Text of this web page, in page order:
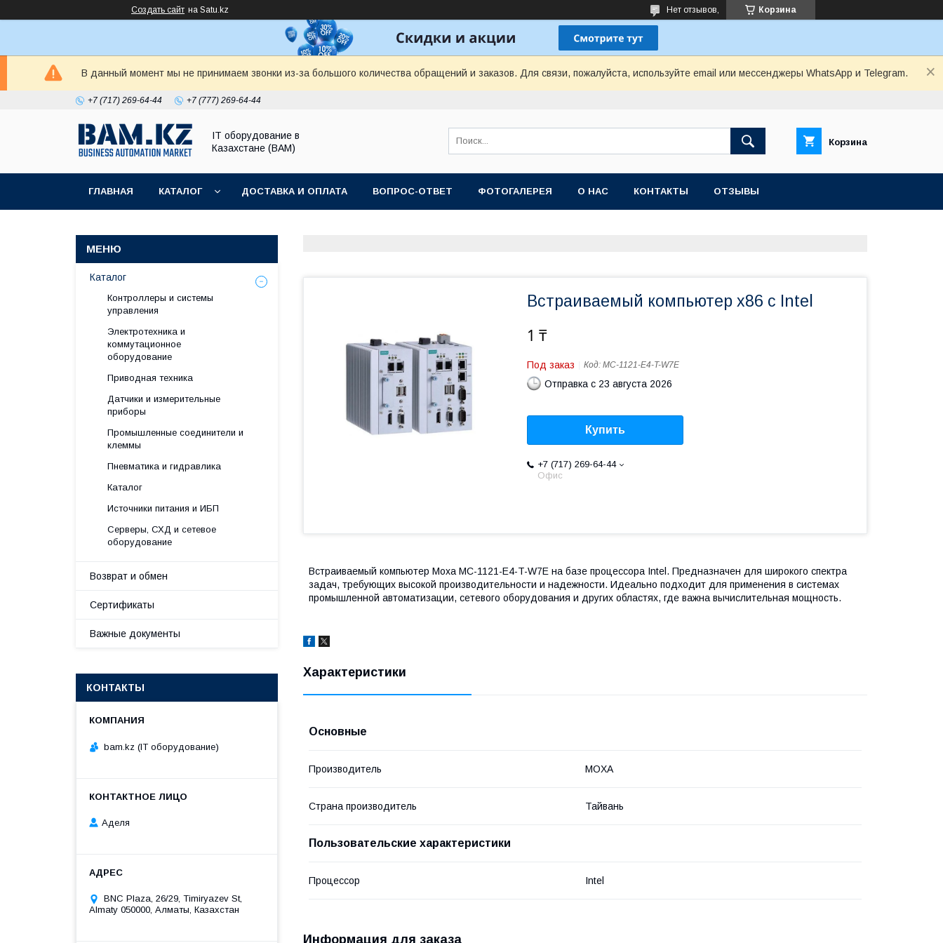
Создать сайт на Satu.kz Корзина
Нет отзывов,
В данный момент мы не принимаем звонки из-за большого количества обращений и заказов. Для связи, пожалуйста, используйте email или мессенджеры WhatsApp и Telegram.
+7 (717) 269-64-44 +7 (777) 269-64-44
IT оборудование в
Казахстане (BAM)
Корзина
ГЛАВНАЯ КАТАЛОГ ДОСТАВКА И ОПЛАТА ВОПРОС-ОТВЕТ ФОТОГАЛЕРЕЯ О НАС КОНТАКТЫ ОТЗЫВЫ
Встраиваемый компьютер x86 с Intel
1 ₸
Под заказ Код: MC-1121-E4-T-W7E
Отправка с 23 августа 2026
Купить
+7 (717) 269-64-44
Офис
Встраиваемый компьютер Moxa MC-1121-E4-T-W7E на базе процессора Intel. Предназначен для широкого спектра
задач, требующих высокой производительности и надежности. Идеально подходит для применения в системах
промышленной автоматизации, сетевого оборудования и других областях, где важна вычислительная мощность.
Характеристики
Основные
Производитель MOXA
Страна производитель Тайвань
Пользовательские характеристики
Процессор Intel
Информация для заказа
Каталог
Контроллеры и системы
управления
Электротехника и
коммутационное
оборудование
Приводная техника
Датчики и измерительные
приборы
Промышленные соединители и
клеммы
Пневматика и гидравлика
Каталог
Источники питания и ИБП
Серверы, СХД и сетевое
оборудование
Возврат и обмен
Сертификаты
Важные документы
КОНТАКТЫ
bam.kz (IT оборудование)
Аделя
BNC Plaza, 26/29, Timiryazev St,
Almaty 050000, Алматы, Казахстан